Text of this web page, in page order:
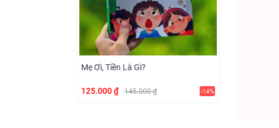
Mẹ Ơi, Tiền Là Gì?
125.000 ₫ 145.000 ₫ -14%